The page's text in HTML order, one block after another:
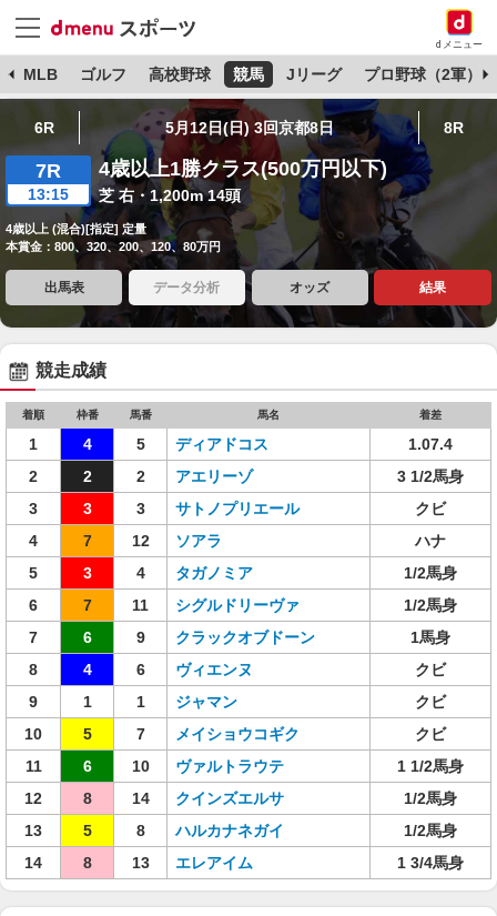
dメニュー
MLB ゴルフ 高校野球 競馬 Jリーグ プロ野球（2軍）
6R 5月12日(日) 3回京都8日 8R
7R
13:15
4歳以上1勝クラス(500万円以下)
芝 右・1,200m 14頭
4歳以上 (混合)[指定] 定量
本賞金：800、320、200、120、80万円
出馬表 データ分析 オッズ 結果
競走成績
着順 枠番 馬番 馬名 着差
1 4 5 ディアドコス
1.07.4
2
2 2 アエリーゾ
3 1/2馬身
3
3 3 サトノプリエール
クビ
4
7 12 ソアラ
ハナ
5
3 4 タガノミア
1/2馬身
6
7 11 シグルドリーヴァ
1/2馬身
7
6 9 クラックオブドーン
1馬身
8
4 6 ヴィエンヌ
クビ
9
1 1 ジャマン
クビ
10
5 7 メイショウコギク
クビ
11
6 10 ヴァルトラウテ
1 1/2馬身
12
8 14 クインズエルサ
1/2馬身
13
5 8 ハルカナネガイ
1/2馬身
14
8 13 エレアイム 1 3/4馬身